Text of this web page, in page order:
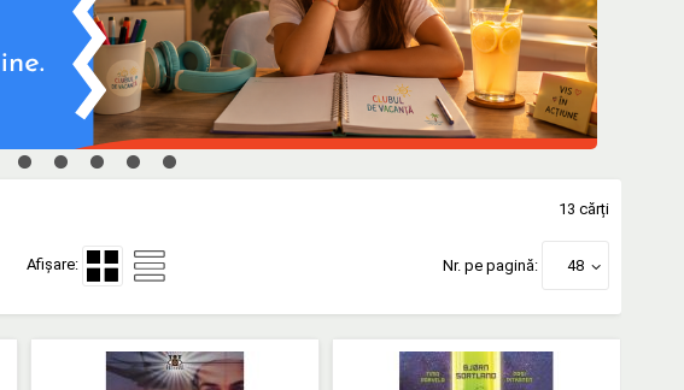
13 cărți
Afișare: Nr. pe pagină: 48